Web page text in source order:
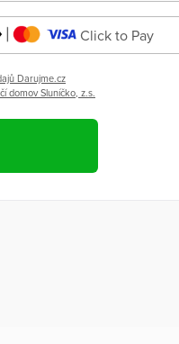
Click to Pay
Darujme.cz
domov Sluníčko, z.s.